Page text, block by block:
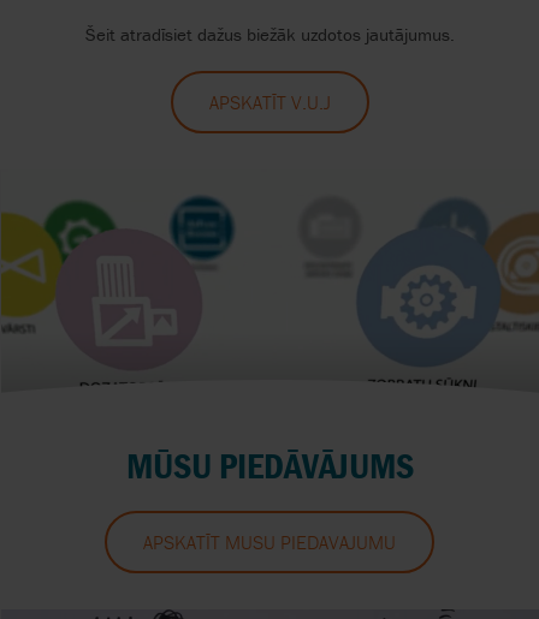
Šeit atradīsiet dažus biežāk uzdotos jautājumus.
APSKATĪT V.U.J
MŪSU PIEDĀVĀJUMS
APSKATĪT MŪSU PIEDĀVĀJUMU